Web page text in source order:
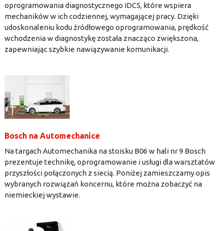
oprogramowania diagnostycznego IDC5, które wspiera
mechaników w ich codziennej, wymagającej pracy. Dzięki
udoskonaleniu kodu źródłowego oprogramowania, prędkość
wchodzenia w diagnostykę została znacząco zwiększona,
zapewniając szybkie nawiązywanie komunikacji.
Bosch na Automechanice
Na targach Automechanika na stoisku B06 w hali nr 9 Bosch
prezentuje technikę, oprogramowanie i usługi dla warsztatów
przyszłości połączonych z siecią. Poniżej zamieszczamy opis
wybranych rozwiązań koncernu, które można zobaczyć na
niemieckiej wystawie.